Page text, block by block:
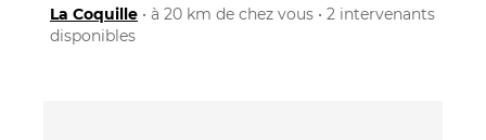
La Coquille • à 20 km de chez vous • 2 intervenants
disponibles